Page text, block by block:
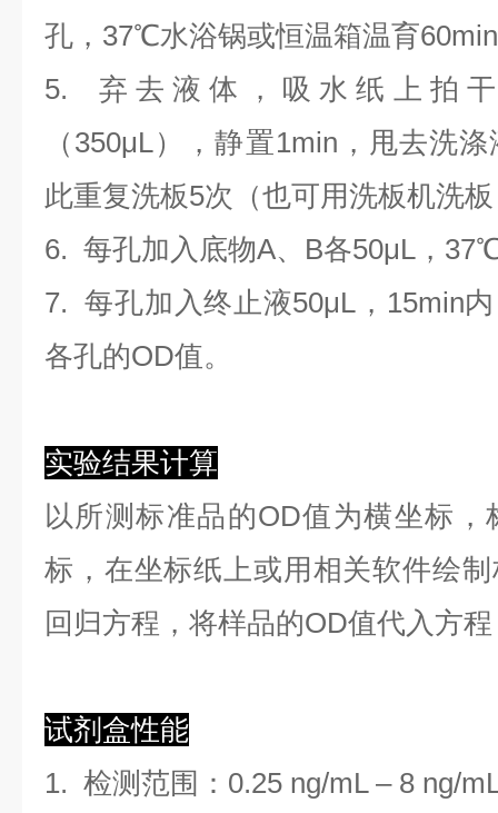
孔，37℃水浴锅或恒温箱温育
5. 弃去液体，吸水纸上拍
（350μL）
，静置1min，甩去洗
此重复洗板5次（也可用洗板机洗
6. 每孔加入底物A、B各50μL，
7. 每孔加入终止液50μL，15min
各孔的OD值。
实验结果计算
以所测标准品的OD值为横坐标，
标，在坐标纸上或用相关软件绘制
回归方程 ， 将样品的OD值代入方
试剂盒性能
1. 检测范围 ： 0.25 ng/mL –8 ng/